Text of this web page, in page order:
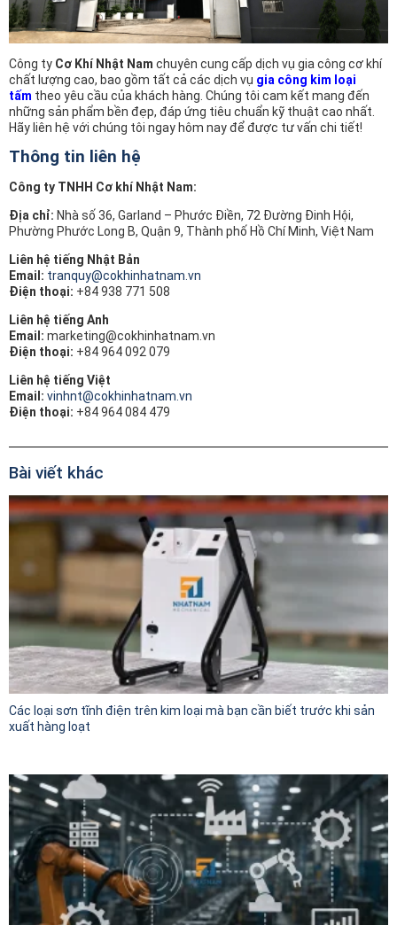
Công ty Cơ Khí Nhật Nam chuyên cung cấp dịch vụ gia công cơ khí
chất lượng cao, bao gồm tất cả các dịch vụ gia công kim loại
tấm theo yêu cầu của khách hàng. Chúng tôi cam kết mang đến
những sản phẩm bền đẹp, đáp ứng tiêu chuẩn kỹ thuật cao nhất.
Hãy liên hệ với chúng tôi ngay hôm nay để được tư vấn chi tiết!
Thông tin liên hệ
Công ty TNHH Cơ khí Nhật Nam:
Địa chỉ: Nhà số 36, Garland – Phước Điền, 72 Đường Đinh Hội,
Phường Phước Long B, Quận 9, Thành phố Hồ Chí Minh, Việt Nam
Liên hệ tiếng Nhật Bản
Email: tranquy@cokhinhatnam.vn
Điện thoại: +84 938 771 508
Liên hệ tiếng Anh
Email: marketing@cokhinhatnam.vn
Điện thoại: +84 964 092 079
Liên hệ tiếng Việt
Email: vinhnt@cokhinhatnam.vn
Điện thoại: +84 964 084 479
Bài viết khác
Các loại sơn tĩnh điện trên kim loại mà bạn cần biết trước khi sản
xuất hàng loạt